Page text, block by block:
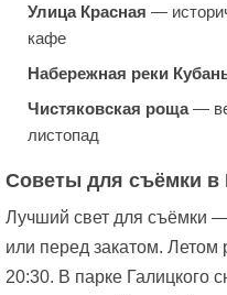
Улица Красная —
кафе
Набережная реки
Чистяковская роща—
листопад
Советы для съёмки в
Лучший свет для съёмки
или перед закатом. Летом
20:30. В парке Галицкого